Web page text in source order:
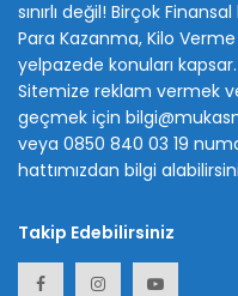
sınırlı değil! Birçok
Para Kazanma, Kilo
yelpazede konuları kapsar.
Sitemize reklam vermek
geçmek için
veya 0850 840 03 19
hattımızdan bilgi
Takip Edebilirsiniz